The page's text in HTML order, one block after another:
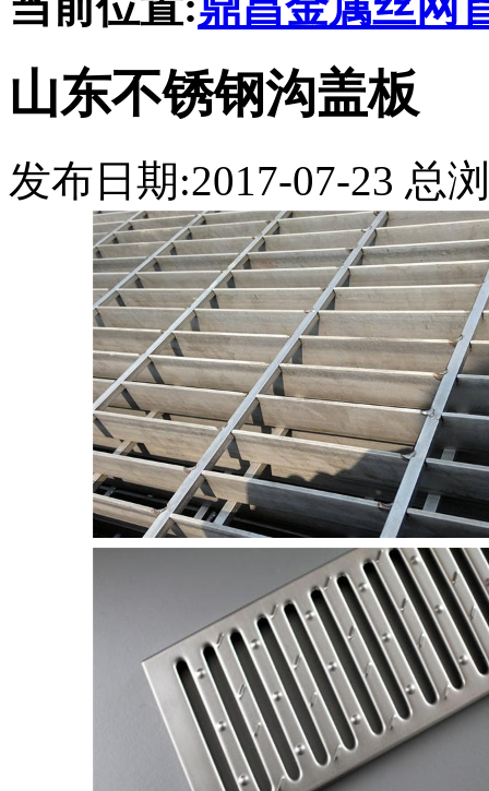
山东不锈钢沟盖板
发布日期:2017-07-23 总